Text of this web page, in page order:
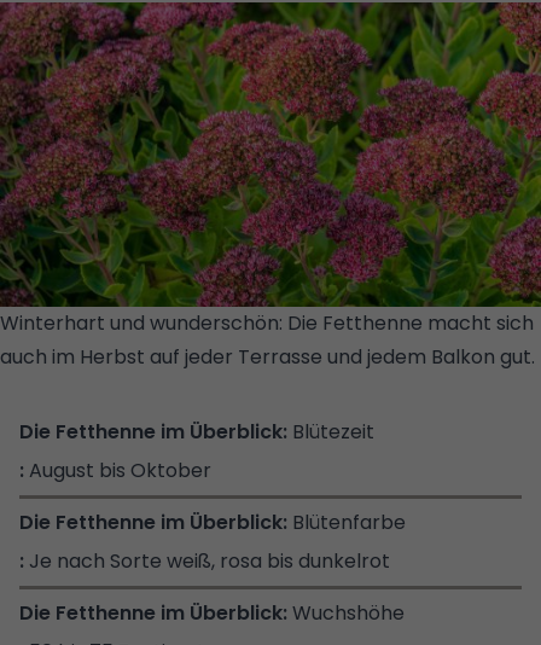
Winterhart und wunderschön: Die Fetthenne macht sich
auch im Herbst auf jeder Terrasse und jedem Balkon gut.
Blütezeit
August bis Oktober
Blütenfarbe
Je nach Sorte weiß, rosa bis dunkelrot
Wuchshöhe